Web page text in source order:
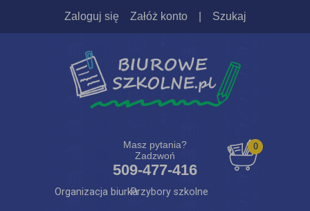
Zaloguj się Załóż konto Szukaj
Masz pytania?
Zadzwoń
509-477-416
0
Organizacja biurkaPrzybory szkolne